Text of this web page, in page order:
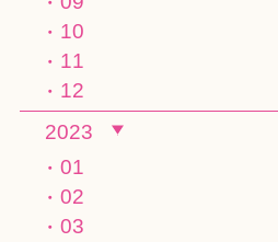
10
11
12
2023
01
02
03